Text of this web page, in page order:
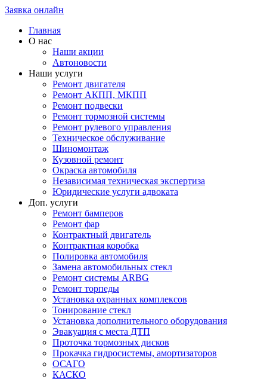
Заявка онлайн
Главная
О нас
Наши акции
Автоновости
Наши услуги
Ремонт двигателя
Ремонт АКПП, МКПП
Ремонт подвески
Ремонт тормозной системы
Ремонт рулевого управления
Техническое обслуживание
Шиномонтаж
Кузовной ремонт
Окраска автомобиля
Независимая техническая экспертиза
Юридические услуги адвоката
Доп. услуги
Ремонт бамперов
Ремонт фар
Контрактный двигатель
Контрактная коробка
Полировка автомобиля
Замена автомобильных стекл
Ремонт системы ARBG
Ремонт торпеды
Установка охранных комплексов
Тонирование стекл
Установка дополнительного оборудования
Эвакуация с места ДТП
Проточка тормозных дисков
Прокачка гидросистемы, амортизаторов
ОСАГО
КАСКО